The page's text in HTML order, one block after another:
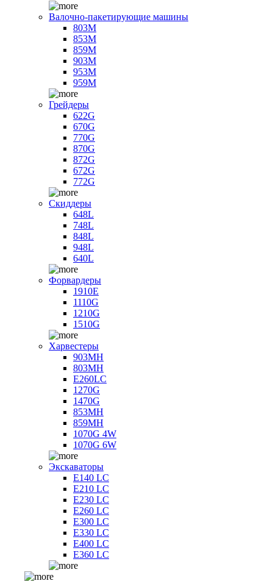
Валочно-пакетирующие машины
803M
853M
859M
903M
953M
959M
Грейдеры
622G
670G
770G
870G
872G
672G
772G
Скиддеры
648L
748L
848L
948L
640L
Форвардеры
1910E
1110G
1210G
1510G
Харвестеры
903MH
803MH
E260LC
1270G
1470G
853MH
859MH
1070G 4W
1070G 6W
Экскаваторы
E140 LC
E210 LC
E230 LC
E260 LC
E300 LC
E330 LC
E400 LC
E360 LC